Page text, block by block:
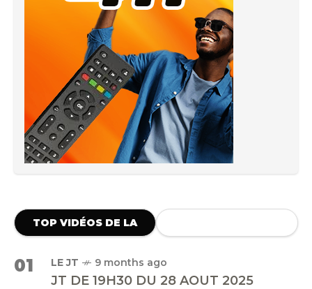
TOP VIDÉOS DE LA
01 LE JT 9 months ago
JT DE 19H30 DU 28 AOUT 2025